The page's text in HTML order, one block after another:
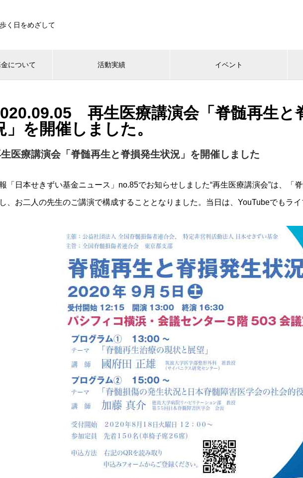
く日をめざして
について 活動実績 イベント
再生医療講演会「脊髄再生と
」を開催しました。
医療講演会「脊髄再生と脊損発生状況」を開催しました
「日本せきずい基金ニュース」no.85でお知らせしました“再生医療講演会”は、「
、お二人の先生のご講演で構成することとなりました。当日は、YouTubeでもライ